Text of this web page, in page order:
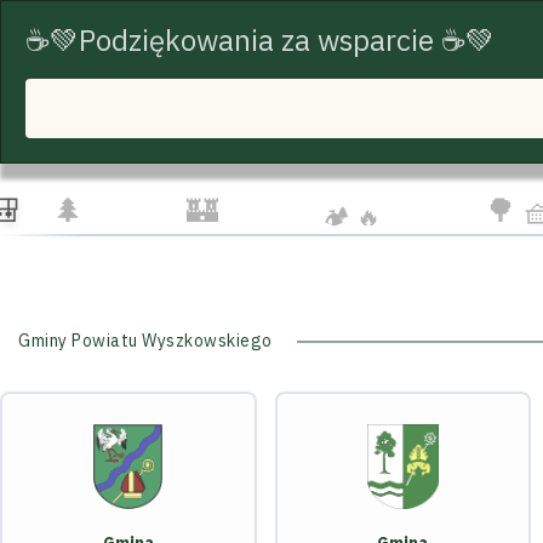
START TRASY ROWEROWE TURYSTYKA
☁️ 🦅
🌲 🏰 🏕️ 🔥 🌳
Gminy Powiatu Wyszkowskiego
☕💚Podziękowania za wsparcie ☕💚